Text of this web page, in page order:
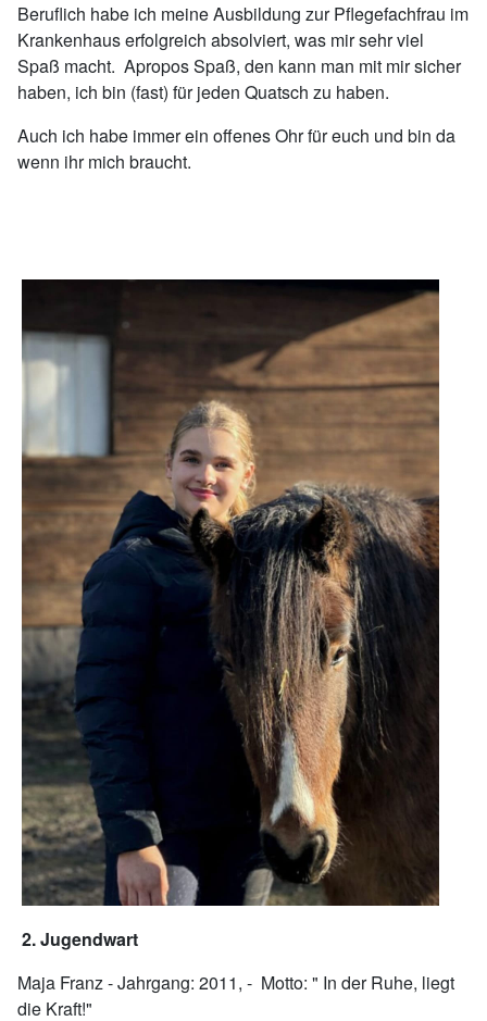
Beruflich habe ich meine Ausbildung zur Pflegefachfrau im
Krankenhaus erfolgreich absolviert, was mir sehr viel
Spaß macht. Apropos Spaß, den kann man mit mir sicher
haben, ich bin (fast) für jeden Quatsch zu haben.
Auch ich habe immer ein offenes Ohr für euch und bin da
wenn ihr mich braucht.
2. Jugendwart
Maja Franz - Jahrgang: 2011, - Motto: " In der Ruhe, liegt
die Kraft!"